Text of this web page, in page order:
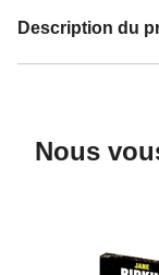
Description du
Nous